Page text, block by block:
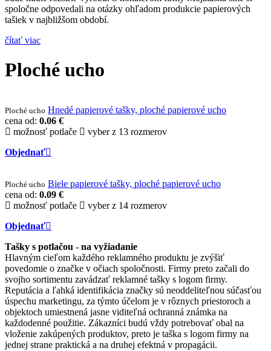
spoločne odpovedali na otázky ohľadom produkcie papierových
tašiek v najbližšom období.
čítať viac
Ploché ucho
Ploché ucho Hnedé papierové tašky, ploché papierové ucho
cena od: 0.06 €
možnosť potlače
vyber z 13 rozmerov
Objednať
Ploché ucho Biele papierové tašky, ploché papierové ucho
cena od: 0.09 €
možnosť potlače
vyber z 14 rozmerov
Objednať
Tašky s potlačou - na vyžiadanie
Hlavným cieľom každého reklamného produktu je zvýšiť
povedomie o značke v očiach spoločnosti. Firmy preto začali do
svojho sortimentu zavádzať reklamné tašky s logom firmy.
Reputácia a ľahká identifikácia značky sú neoddeliteľnou súčasťou
úspechu marketingu, za týmto účelom je v rôznych priestoroch a
objektoch umiestnená jasne viditeľná ochranná známka na
každodenné použitie. Zákazníci budú vždy potrebovať obal na
vloženie zakúpených produktov, preto je taška s logom firmy na
jednej strane praktická a na druhej efektná v propagácii.